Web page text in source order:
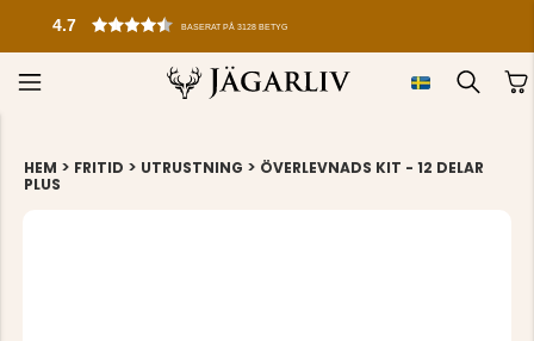
4.7 BASERAT PÅ 3128 BETYG
HEM > FRITID > UTRUSTNING > ÖVERLEVNADS KIT - 12 DELAR
PLUS